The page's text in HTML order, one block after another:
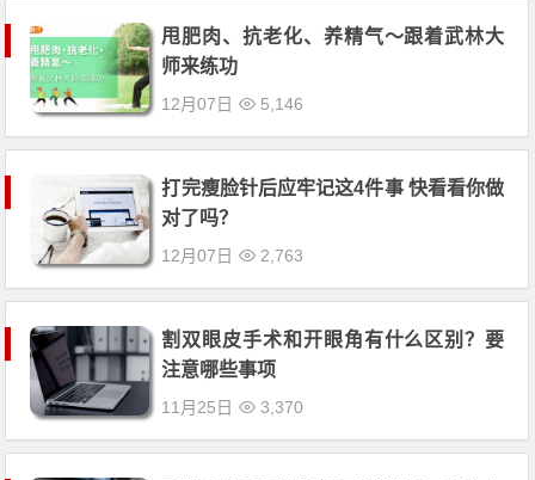
甩肥肉、抗老化、养精气〜跟着武林大
师来练功
12月07日 5,146
打完瘦脸针后应牢记这4件事 快看看你做
对了吗？
12月07日 2,763
割双眼皮手术和开眼角有什么区别？要
注意哪些事项
11月25日 3,370